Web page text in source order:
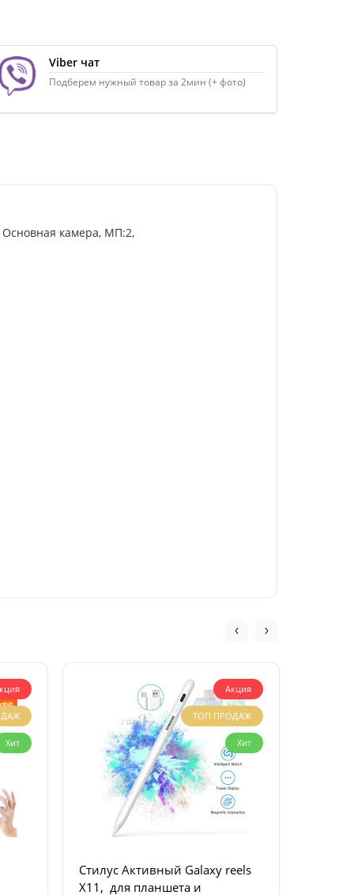
Viber чат
Подберем нужный товар за 2мин (+ фото)
Основная камера, МП:2,
Хит
Акция
ТОП ПРОДАЖ
Хит
Cтилус Активный Galaxy reels
X11, для планшета и